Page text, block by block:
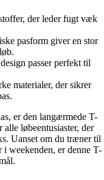
der leder fugt væk
pasform giver en stor
passer perfekt til
materialer, der sikrer
er den langærmede T-
løbeentusiaster, der
Uanset om du træner til
weekenden, er denne T-